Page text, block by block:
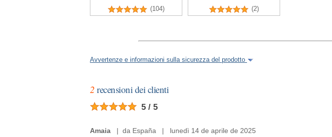
(104) (2)
Avvertenze e informazioni sulla sicurezza del prodotto
2 recensioni dei clienti
5 / 5
Amaia | da España | lunedì 14 de aprile de 2025